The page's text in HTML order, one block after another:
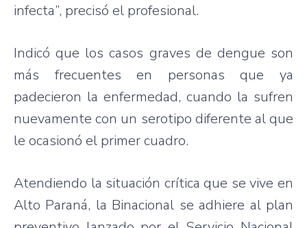
infecta”, precisó el profesional.
Indicó que los casos graves de dengue son
más frecuentes en personas que ya
padecieron la enfermedad, cuando la sufren
nuevamente con un serotipo diferente al que
le ocasionó el primer cuadro.
Atendiendo la situación crítica que se vive en
Alto Paraná, la Binacional se adhiere al plan